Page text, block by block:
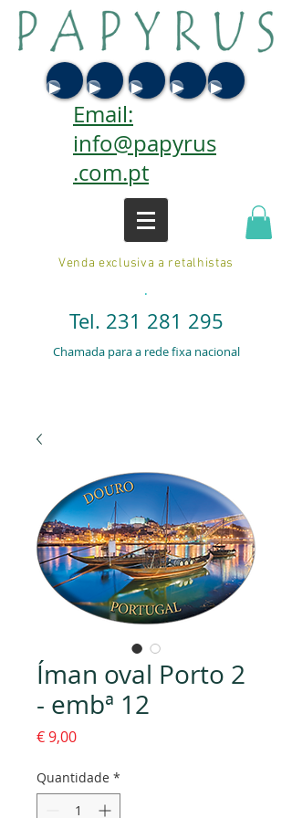
Email:
info@papyrus
.com.pt
Venda exclusiva a retalhistas
.
Tel. 231 281 295
Chamada para a rede fixa nacional
Íman oval Porto 2
- embª 12
€ 9,00Preço
Quantidade *